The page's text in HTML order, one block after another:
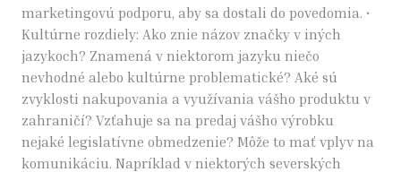
marketingovú podporu, aby sa dostali do povedomia. •
Kultúrne rozdiely: Ako znie názov značky v iných
jazykoch? Znamená v niektorom jazyku niečo
nevhodné alebo kultúrne problematické? Aké sú
zvyklosti nakupovania a využívania vášho produktu v
zahraničí? Vzťahuje sa na predaj vášho výrobku
nejaké legislatívne obmedzenie? Môže to mať vplyv na
komunikáciu. Napríklad v niektorých severských